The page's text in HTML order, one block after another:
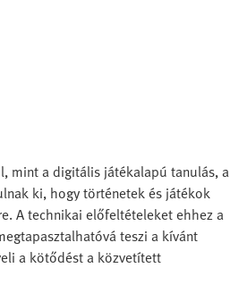
mint a digitális játékalapú tanulás, a
ki, hogy történetek és játékok
A technikai előfeltételeket ehhez a
teszi a kívánt
a kötődést a közvetített